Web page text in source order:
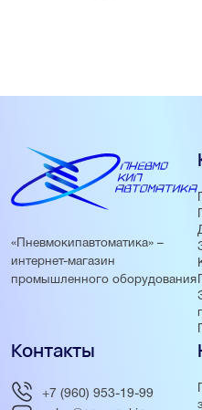
«Пневмокипавтоматика» –
интернет-магазин
промышленного оборудования
Контакты
+7 (960) 953-19-99